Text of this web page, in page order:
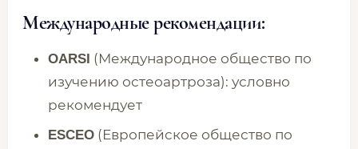
Международные рекомендации:
OARSI (Международное общество по
изучению остеоартроза): условно
рекомендует
ESCEO (Европейское общество по